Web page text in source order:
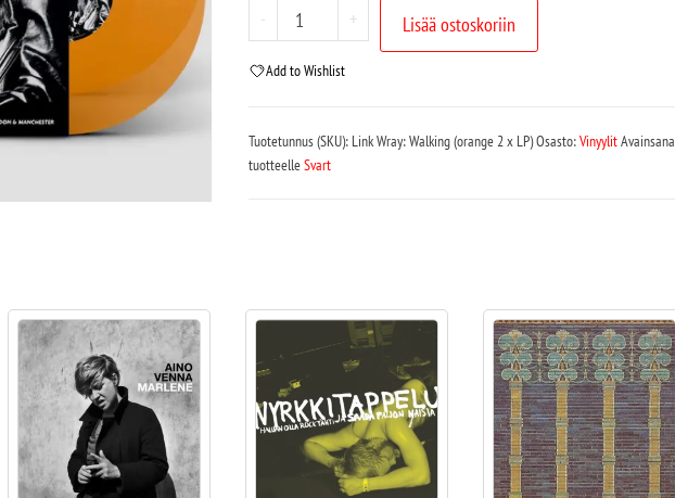
- + Lisää ostoskoriin
Add to Wishlist
Tuotetunnus (SKU): Link Wray: Walking (orange 2 x LP)Osasto:VinyylitAvainsana
tuotteelleSvart